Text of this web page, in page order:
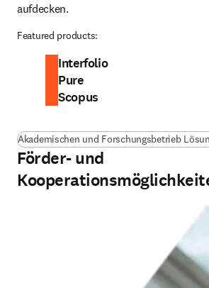
aufdecken.
Featured products:
Interfolio
Pure
Scopus
Akademischen und Forschungsbetrieb
Förder- und